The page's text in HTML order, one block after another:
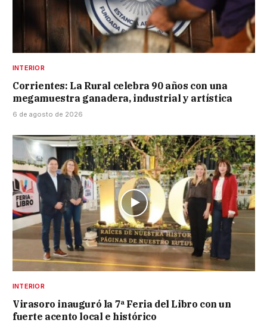
INTERIOR
Corrientes: La Rural celebra 90 años con una
megamuestra ganadera, industrial y artística
6 de agosto de 2026
INTERIOR
Virasoro inauguró la 7ª Feria del Libro con un
fuerte acento local e histórico